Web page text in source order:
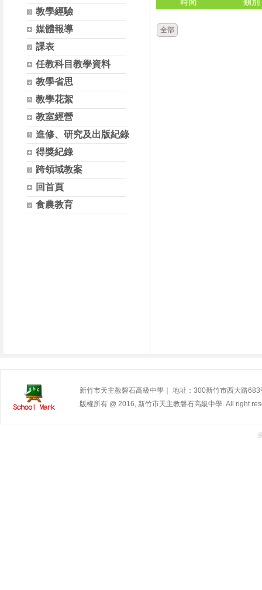
教學經驗
媒體報導
課表
任教科目教學資料
教學省思
教學花絮
教室經營
進修、研究及出版紀錄
得獎紀錄
跨領域教案
回首頁
食農教育
全部
新竹市天主教磐石高級中學｜ 地址：300新竹市西大路
版權所有 @ 2016, 新竹市天主教磐石高級中學. All right